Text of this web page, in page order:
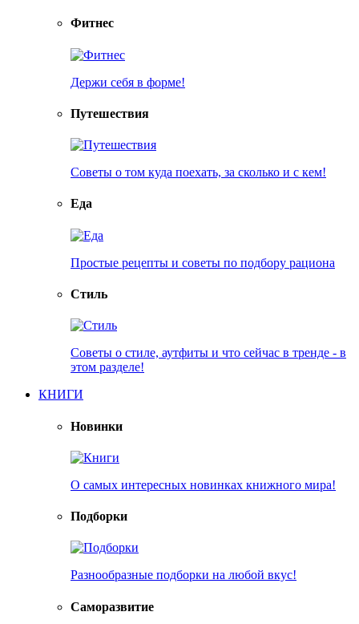
Фитнес
Держи себя в форме!
Путешествия
Советы о том куда поехать, за сколько и с кем!
Еда
Простые рецепты и советы по подбору рациона
Стиль
Советы о стиле, аутфиты и что сейчас в тренде - в
этом разделе!
КНИГИ
Новинки
О самых интересных новинках книжного мира!
Подборки
Разнообразные подборки на любой вкус!
Саморазвитие